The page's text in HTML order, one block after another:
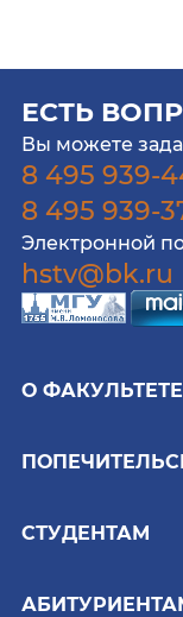
ЕСТЬ
Вы можете
8 495 939-
8 495 939-
Электронной
hstv@bk.ru
О ФАКУЛЬТЕТЕ
СТУДЕНТАМ